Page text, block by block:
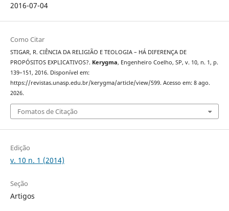
2016-07-04
Como Citar
STIGAR, R. CIÊNCIA DA RELIGIÃO E TEOLOGIA – HÁ DIFERENÇA DE
PROPÓSITOS EXPLICATIVOS?. Kerygma, Engenheiro Coelho, SP, v. 10, n. 1, p.
139–151, 2016. Disponível em:
https://revistas.unasp.edu.br/kerygma/article/view/599. Acesso em: 8 ago.
2026.
Fomatos de Citação
Edição
v. 10 n. 1 (2014)
Seção
Artigos